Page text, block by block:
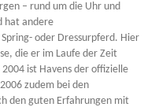
– rund um die Uhr und
hat andere
oder Dressurpferd. Hier
die er im Laufe der Zeit
ist Havens der offizielle
zudem bei den
den guten Erfahrungen mit